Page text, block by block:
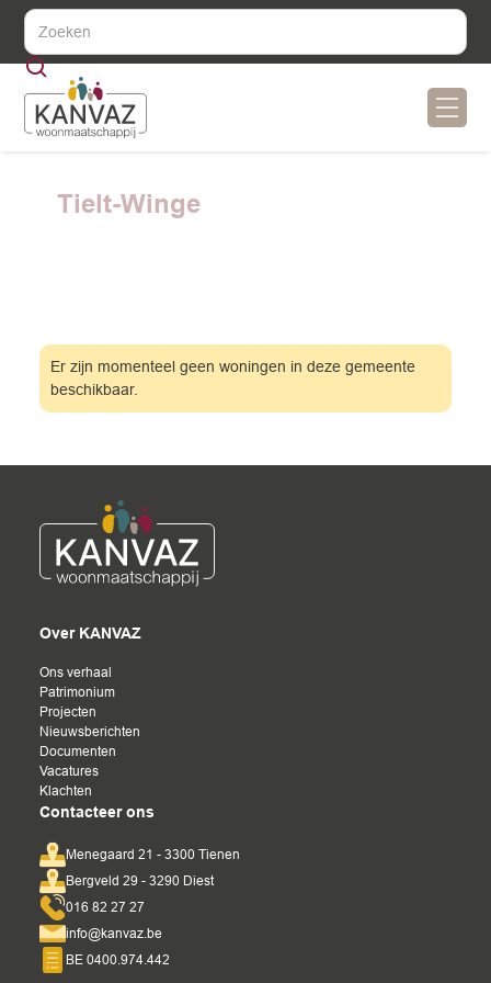
Tielt-Winge
Er zijn momenteel geen woningen in deze gemeente
beschikbaar.
Over KANVAZ
Ons verhaal
Patrimonium
Projecten
Nieuwsberichten
Documenten
Vacatures
Klachten
Contacteer ons
Menegaard 21 - 3300 Tienen
Bergveld 29 - 3290 Diest
016 82 27 27
info@kanvaz.be
BE 0400.974.442